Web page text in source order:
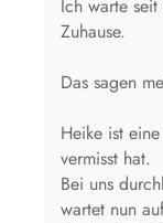
Ich warte
Zuhause.
Das sagen
Heike ist
vermisst hat.
Bei uns
wartet nun